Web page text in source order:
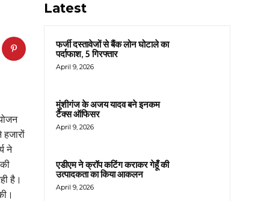
हजारों
ने
है।
Latest
फर्जी दस्तावेजों से बैंक लोन घोटाले का
पर्दाफाश, 5 गिरफ्तार
April 9, 2026
मुंशीगंज के अजय यादव बने इनकम
टैक्स ऑफिसर
April 9, 2026
एडीएम ने क्रॉप कटिंग कराकर गेहूँ की
उत्पादकता का किया आकलन
April 9, 2026